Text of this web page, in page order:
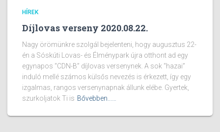
HÍREK
Díjlovas verseny 2020.08.22.
Nagy örömünkre szolgál bejelenteni, hogy augusztus 22-
én a Sóskúti Lovas- és Élménypark újra otthont ad egy
egynapos “CDN-B” díjlovas versenynek. A sok “hazai”
induló mellé számos külsős nevezés is érkezett, így egy
izgalmas, rangos versenynapnak állunk elébe. Gyertek,
szurkoljatok Ti is Bővebben...…